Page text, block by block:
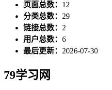
页面总数： 12
分类总数： 29
链接总数： 2
用户总数： 6
最后更新： 2026-07-30
79学习网